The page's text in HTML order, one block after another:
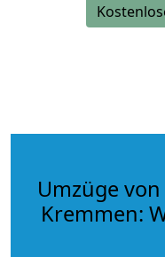
Umzüge
Kremmen: